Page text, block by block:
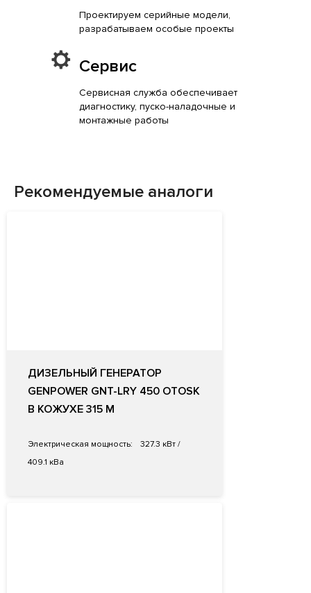
Проектируем серийные модели,
разрабатываем особые проекты
Сервис
Сервисная служба обеспечивает
диагностику, пуско-наладочные и
монтажные работы
Рекомендуемые аналоги
ДИЗЕЛЬНЫЙ ГЕНЕРАТОР
GENPOWER GNT-LRY 450 OTOSK
В КОЖУХЕ 315 M
Электрическая мощность:
327.3 кВт /
409.1 кВа